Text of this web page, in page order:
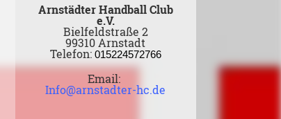
Arnstädter Handball Club
e.V.
Bielfeldstraße 2
99310 Arnstadt
Telefon: 015224572766
Email:
Info@arnstadter-hc.de